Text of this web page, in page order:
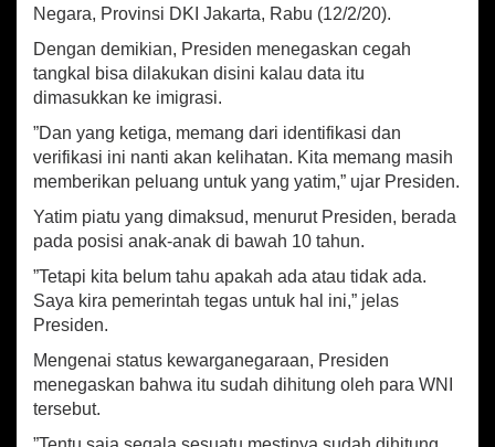
a
h
T
d
a
k
B
e
r
e
c
a
P
u
Negara, Provinsi DKI Jakarta, Rabu (12/2/20).
Dengan demikian, Presiden menegaskan cegah
tangkal bisa dilakukan disini kalau data itu
dimasukkan ke imigrasi.
”Dan yang ketiga, memang dari identifikasi dan
verifikasi ini nanti akan kelihatan. Kita memang masih
memberikan peluang untuk yang yatim,” ujar Presiden.
Yatim piatu yang dimaksud, menurut Presiden, berada
pada posisi anak-anak di bawah 10 tahun.
”Tetapi kita belum tahu apakah ada atau tidak ada.
Saya kira pemerintah tegas untuk hal ini,” jelas
Presiden.
Mengenai status kewarganegaraan, Presiden
menegaskan bahwa itu sudah dihitung oleh para WNI
tersebut.